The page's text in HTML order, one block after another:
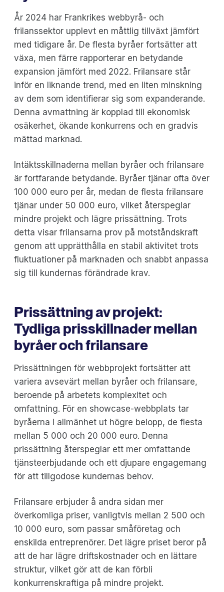
År 2024 har Frankrikes webbyrå- och
frilanssektor upplevt en måttlig tillväxt jämfört
med tidigare år. De flesta byråer fortsätter att
växa, men färre rapporterar en betydande
expansion jämfört med 2022. Frilansare står
inför en liknande trend, med en liten minskning
av dem som identifierar sig som expanderande.
Denna avmattning är kopplad till ekonomisk
osäkerhet, ökande konkurrens och en gradvis
mättad marknad.
Intäktsskillnaderna mellan byråer och frilansare
är fortfarande betydande. Byråer tjänar ofta över
100 000 euro per år, medan de flesta frilansare
tjänar under 50 000 euro, vilket återspeglar
mindre projekt och lägre prissättning. Trots
detta visar frilansarna prov på motståndskraft
genom att upprätthålla en stabil aktivitet trots
fluktuationer på marknaden och snabbt anpassa
sig till kundernas förändrade krav.
Prissättning av projekt:
Tydliga prisskillnader mellan
byråer och frilansare
Prissättningen för webbprojekt fortsätter att
variera avsevärt mellan byråer och frilansare,
beroende på arbetets komplexitet och
omfattning. För en showcase-webbplats tar
byråerna i allmänhet ut högre belopp, de flesta
mellan 5 000 och 20 000 euro. Denna
prissättning återspeglar ett mer omfattande
tjänsteerbjudande och ett djupare engagemang
för att tillgodose kundernas behov.
Frilansare erbjuder å andra sidan mer
överkomliga priser, vanligtvis mellan 2 500 och
10 000 euro, som passar småföretag och
enskilda entreprenörer. Det lägre priset beror på
att de har lägre driftskostnader och en lättare
struktur, vilket gör att de kan förbli
konkurrenskraftiga på mindre projekt.